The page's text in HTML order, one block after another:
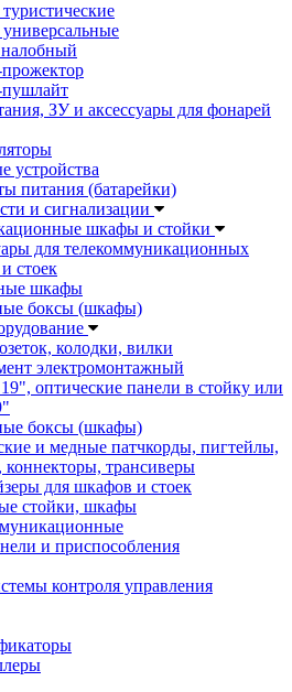
ЗУ и аксессуары для фонарей
устройства
питания (батарейки)
и сигнализации
шкафы и стойки
для телекоммуникационных
стоек
шкафы
боксы (шкафы)
колодки, вилки
электромонтажный
оптические панели в стойку или
боксы (шкафы)
и медные патчкорды, пигтейлы,
коннекторы, трансиверы
для шкафов и стоек
стойки, шкафы
и приспособления
контроля управления